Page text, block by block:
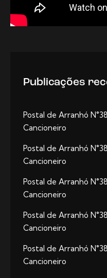
Publicações
Postal de Arranhó
Cancioneiro
Postal de Arranhó
Cancioneiro
Postal de Arranhó
Cancioneiro
Postal de Arranhó
Cancioneiro
Postal de Arranhó
Cancioneiro